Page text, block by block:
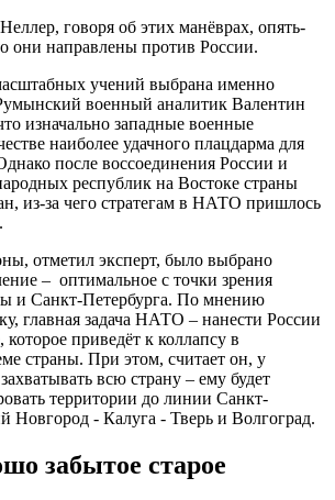
говоря об этих манёврах, опять-
они направлены против России.
учений выбрана именно
военный аналитик Валентин
изначально западные военные
наиболее удачного плацдарма для
после воссоединения России и
республик на Востоке страны
из-за чего стратегам в НАТО пришлось
отметил эксперт, было выбрано
– оптимальное с точки зрения
и Санкт-Петербурга. По мнению
главная задача НАТО – нанести России
приведёт к коллапсу в
страны. При этом, считает он, у
всю страну – ему будет
территории до линии Санкт-
Новгород - Калуга - Тверь и Волгоград.
забытое старое